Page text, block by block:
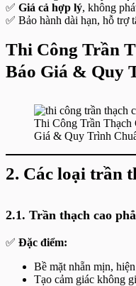
✅ Giá cả hợp lý, không
✅ Bảo hành dài hạn, hỗ trợ
Thi Công Trần
Báo Giá & Quy
Thi Công Trần
Giá & Quy Trình
2. Các loại trần
2.1. Trần thạch cao
✅ Đặc điểm:
Bề mặt nhẵn mịn,
Tạo cảm giác không